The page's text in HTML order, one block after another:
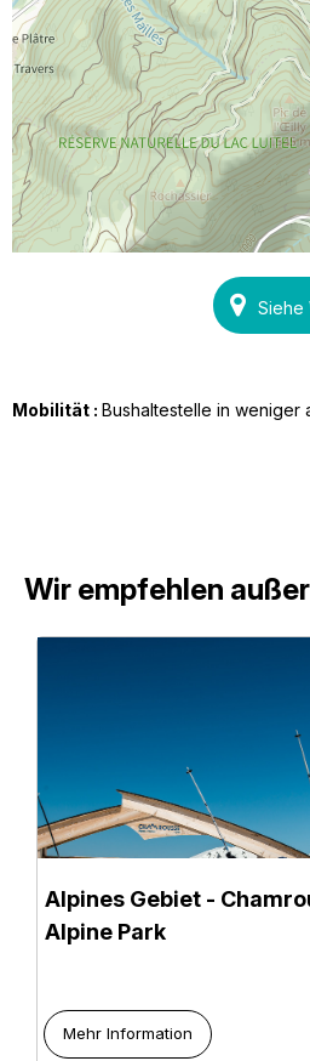
Siehe
Mobilität : Bushaltestelle in weniger
Wir empfehlen
Alpines Gebiet -
Alpine Park
Mehr Information